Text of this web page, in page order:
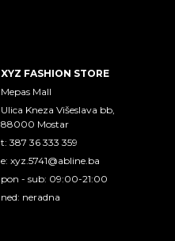
XYZ FASHION STORE
Mepas Mall
Ulica Kneza Višeslava bb,
88000 Mostar
t: 387 36 333 359
e:xyz.5741@abline.ba
pon - sub: 09:00-21:00
ned: neradna